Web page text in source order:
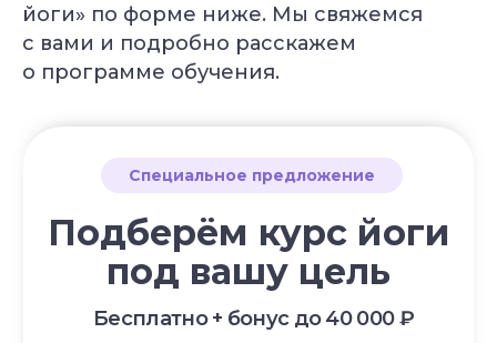
йоги» по форме ниже. Мы свяжемся
с вами и подробно расскажем
о программе обучения.
Карта сайта
Каталог асан
Словарь терминов
Истории выпускников
Виды йоги
Политика в отношении обработки
персональных данных
Публичная оферта
Об организации